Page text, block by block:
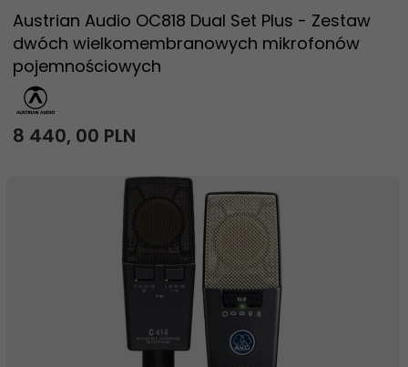
Austrian Audio OC818 Dual Set Plus - Zestaw
dwóch wielkomembranowych mikrofonów
pojemnościowych
8 440, 00 PLN